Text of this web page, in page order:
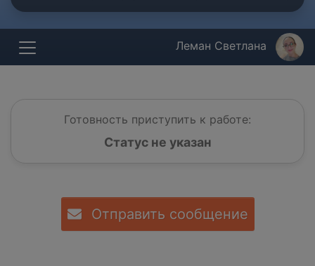
Леман Светлана
Готовность приступить к работе:
Статус не указан
Отправить сообщение